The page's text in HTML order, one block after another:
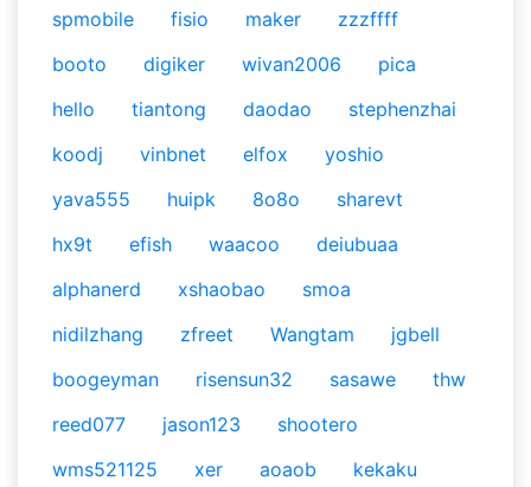
spmobile
fisio maker
zzzffff
booto
digiker wivan2006
pica
hello
tiantong daodao
stephenzhai
koodj
vinbnet elfox
yoshio
yava555
huipk 8o8o
sharevt
hx9t
efish waacoo
deiubuaa
alphanerd
xshaobao
smoa
nidilzhang
zfreet Wangtam
jgbell
boogeyman
risensun32 sasawe
thw
reed077
jason123
shootero
wms521125
xer aoaob kekaku